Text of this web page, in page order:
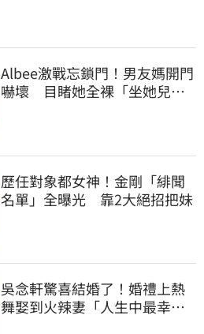
Albee激戰忘鎖門！男友媽開門
嚇壞 目睹她全裸「坐她兒子
歷任對象都女神！金剛「緋聞
名單」全曝光 靠2大絕招把妹
吳念軒驚喜結婚了！婚禮上熱
舞娶到火辣妻「人生中最幸福